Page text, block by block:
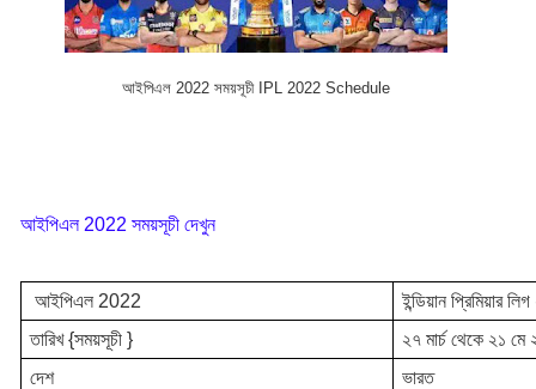
আইপিএল 2022 সময়সূচী IPL 2022 Schedule
আইপিএল 2022 সময়সূচী দেখুন
আইপিএল 2022
ইন্ডিয়ান প্রিমিয়ার
তারিখ {সময়সূচী }
২৭ মার্চ থেকে ২১ মে
দেশ
ভারত